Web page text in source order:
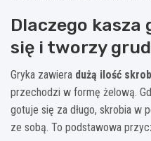
Dlaczego kasza
się i tworzy
Gryka zawiera dużą ilość
przechodzi w formę żelową.
gotuje się za długo, skrobia w
ze sobą. To podstawowa